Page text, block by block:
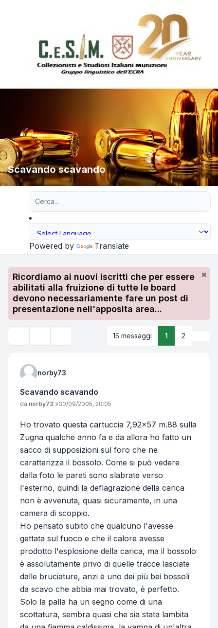
Scavando scavando
Powered by Translate
Ricordiamo ai nuovi iscritti che per essere
abilitati alla fruizione di tutte le board
devono necessariamente fare un post di
presentazione nell'apposita area...
15 messaggi 1 2
norby73
Scavando scavando
Messaggio
da norby73 »30/09/2005, 20:05
Ho trovato questa cartuccia 7,92x57 m.88 sulla
Zugna qualche anno fa e da allora ho fatto un
sacco di supposizioni sul foro che ne
caratterizza il bossolo. Come si può vedere
dalla foto le pareti sono slabrate verso
l'esterno, quindi la deflagrazione della carica
non è avvenuta, quasi sicuramente, in una
camera di scoppio.
Ho pensato subito che qualcuno l'avesse
gettata sul fuoco e che il calore avesse
prodotto l'esplosione della carica, ma il bossolo
è assolutamente privo di quelle tracce lasciate
dalle bruciature, anzi è uno dei più bei bossoli
da scavo che abbia mai trovato, è perfetto.
Solo la palla ha un segno come di una
scottatura, sembra quasi che sia stata lambita